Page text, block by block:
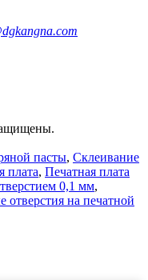
пасты, Склеивание
плата, Печатная плата
0,1 мм,
отверстия на печатной